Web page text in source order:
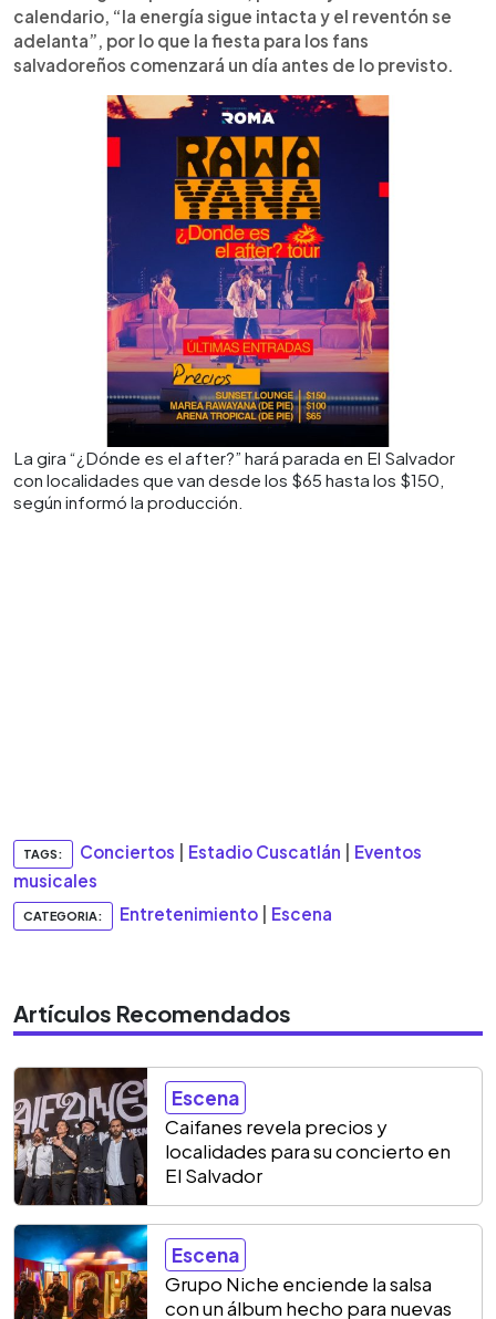
calendario, “la energía sigue intacta y el reventón se
adelanta”, por lo que la fiesta para los fans
salvadoreños comenzará un día antes de lo previsto.
La gira “¿Dónde es el after?” hará parada en El Salvador
con localidades que van desde los $65 hasta los $150,
según informó la producción.
TAGS: Conciertos Estadio Cuscatlán
Eventos
musicales
CATEGORIA: Entretenimiento Escena
Artículos Recomendados
Escena
Caifanes revela precios y
localidades para su concierto en
El Salvador
Escena
Grupo Niche enciende la salsa
con un álbum hecho para nuevas